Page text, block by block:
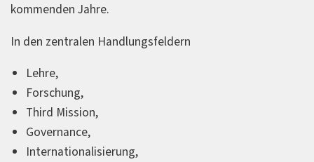
kommenden Jahre.
In den zentralen Handlungsfeldern
Lehre,
Forschung,
Third Mission,
Governance,
Internationalisierung,